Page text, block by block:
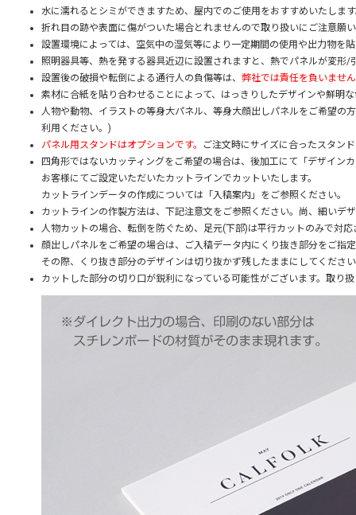
水に濡れるとシミができますため、屋内でのご使用をおすすめいたしま
折れ目の跡や表面に傷がついた場合とれませんので取り扱いにご注意願
設置環境によっては、空気中の湿気等により一定期間の使用や出力物を
照明器具等、熱を発する器具近辺に設置されますと、熱でパネルが変形
設置後の破損や転倒による通行人の負傷等は、 弊社では責任を負いませ
素材に合紙を貼り合わせることによって、はっきりしたデザインや鮮明
人物や動物、イラストの等身大パネル、等身大顔出しパネルをご希望
利用ください。)
パネル用スタンドはオプションです。
ご注文時にサイズに合ったスタン
四角形ではないカッティングをご希望の場合は、後加工にて「デザイン
お客様にてご設定いただいたカットラインでカットいたします。
カットラインデータの作成については「入稿案内」をご参照ください。
カットラインの作製方法は、下記注意文をご参照ください。尚、細いデ
人物カットの場合、転倒を防ぐため、足元(下部)は平行カットのみで対
顔出しパネルをご希望の場合は、ご入稿データ内にくり抜き部分をご指
その際、くり抜き部分のデザインは切り抜かず残したままにしてくだ
カットした部分の切り口が鋭利になっている可能性がございます。取り